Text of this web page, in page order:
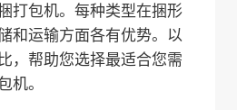
打包机。每种类型在捆形
和运输方面各有优势。以
，帮助您选择最适合您需
机。